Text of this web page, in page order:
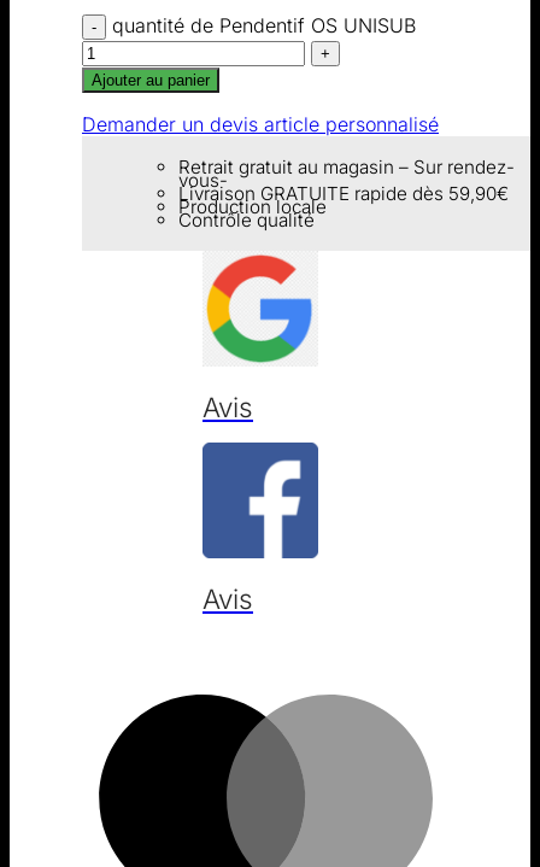
quantité de Pendentif OS UNISUB
Ajouter au panier
Demander un devis article personnalisé
Retrait gratuit au magasin – Sur rendez-
vous-
Livraison GRATUITE rapide dès 59,90€
Production locale
Contrôle qualité
Avis
Avis